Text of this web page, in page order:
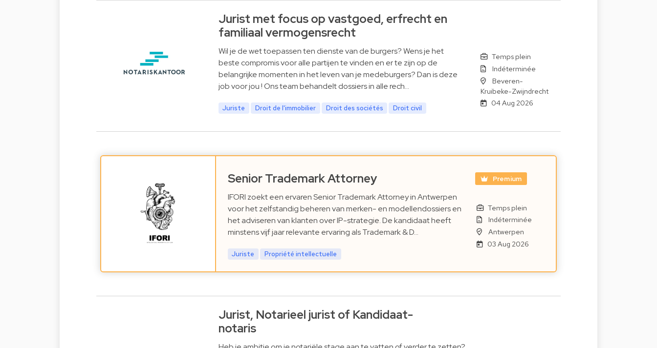
Jurist met focus op vastgoed, erfrecht en
familiaal vermogensrecht
Wil je de wet toepassen ten dienste van de burgers? Wens je het
beste compromis voor alle partijen te vinden en er te zijn op de
belangrijke momenten in het leven van je medeburgers? Dan is deze
job voor jou ! Ons team behandelt dossiers in alle rech…
Juriste Droit de l'immobilier Droit des sociétés Droit civil
Temps plein
Indéterminée
Beveren-
Kruibeke-Zwijndrecht
04 Aug 2026
Senior Trademark Attorney Premium
IFORI zoekt een ervaren Senior Trademark Attorney in Antwerpen
voor het zelfstandig beheren van merken- en modellendossiers en
het adviseren van klanten over IP-strategie. De kandidaat heeft
minstens vijf jaar relevante ervaring als Trademark & D…
Juriste Propriété intellectuelle
Temps plein
Indéterminée
Antwerpen
03 Aug 2026
Jurist, Notarieel jurist of Kandidaat-
notaris